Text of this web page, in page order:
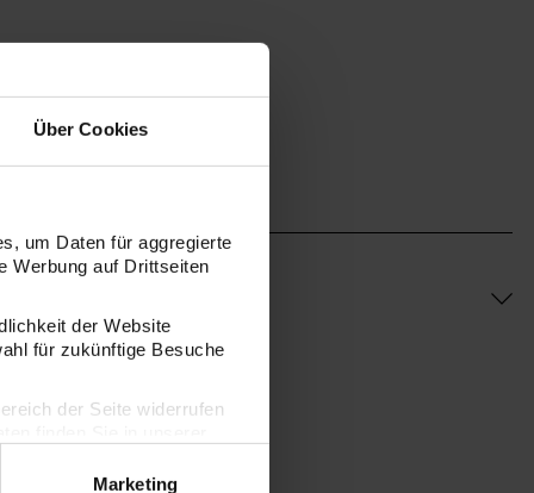
Über Cookies
um Daten für aggregierte
Werbung auf Drittseiten
der Website
für zukünftige Besuche
der Seite widerrufen
Marketing